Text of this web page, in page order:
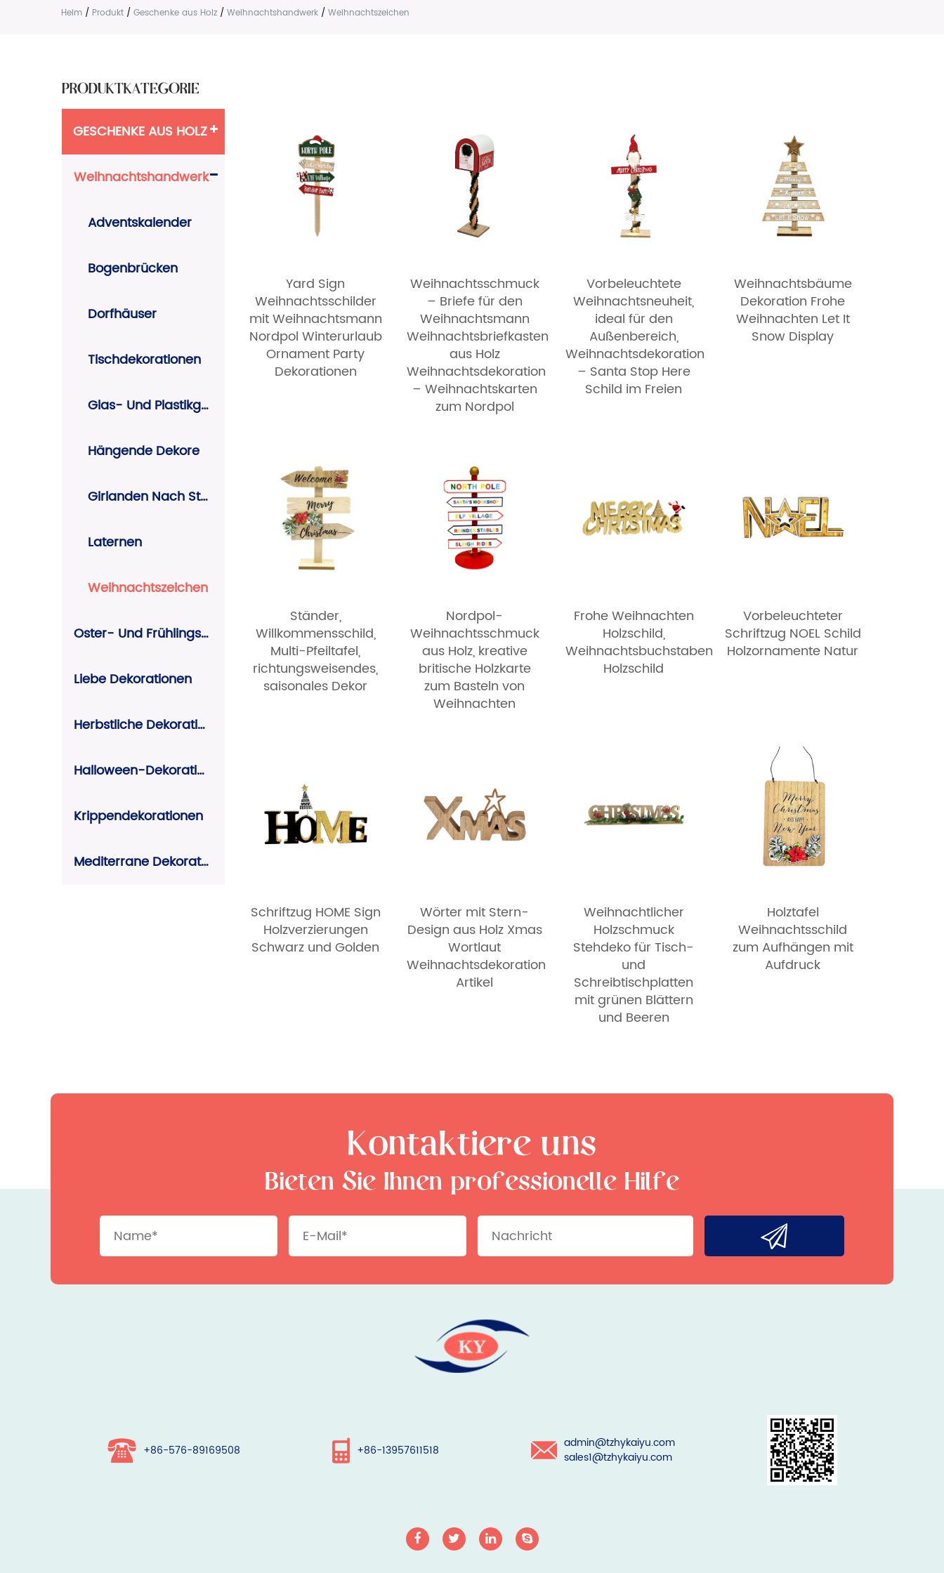
Heim / Produkt / Geschenke aus Holz / Weihnachtshandwerk / Weihnachtszeichen
PRODUKTKATEGORIE
GESCHENKE AUS HOLZ
Weihnachtshandwerk
Adventskalender
Bogenbrücken
Dorfhäuser
Tischdekorationen
Glas- Und Plastikglocken
Hängende Dekore
Girlanden Nach String
Laternen
Weihnachtszeichen
Oster- Und Frühlingsdekoration
Liebe Dekorationen
Herbstliche Dekorationen
Halloween-Dekorationen
Krippendekorationen
Mediterrane Dekorationen
Yard Sign
Weihnachtsschilder
mit Weihnachtsmann
Nordpol Winterurlaub
Ornament Party
Dekorationen
Weihnachtsschmuck
– Briefe für den
Weihnachtsmann
Weihnachtsbriefkasten
aus Holz
Weihnachtsdekoration
– Weihnachtskarten
zum Nordpol
Vorbeleuchtete
Weihnachtsneuheit,
ideal für den
Außenbereich,
Weihnachtsdekoration
– Santa Stop Here
Schild im Freien
Weihnachtsbäume
Dekoration Frohe
Weihnachten Let It
Snow Display
Ständer,
Willkommensschild,
Multi-Pfeiltafel,
richtungsweisendes,
saisonales Dekor
Nordpol-
Weihnachtsschmuck
aus Holz, kreative
britische Holzkarte
zum Basteln von
Weihnachten
Frohe Weihnachten
Holzschild,
Weihnachtsbuchstaben
Holzschild
Vorbeleuchteter
Schriftzug NOEL Schild
Holzornamente Natur
Schriftzug HOME Sign
Holzverzierungen
Schwarz und Golden
Wörter mit Stern-
Design aus Holz Xmas
Wortlaut
Weihnachtsdekoration
Artikel
Weihnachtlicher
Holzschmuck
Stehdeko für Tisch-
und
Schreibtischplatten
mit grünen Blättern
und Beeren
Holztafel
Weihnachtsschild
zum Aufhängen mit
Aufdruck
Kontaktiere uns
Bieten Sie Ihnen professionelle Hilfe
+86-576-89169508 +86-13957611518
admin@tzhykaiyu.com
sales1@tzhykaiyu.com